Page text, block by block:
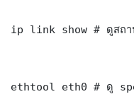
ip link show # ดูสถา
ethtool eth0 # ดู